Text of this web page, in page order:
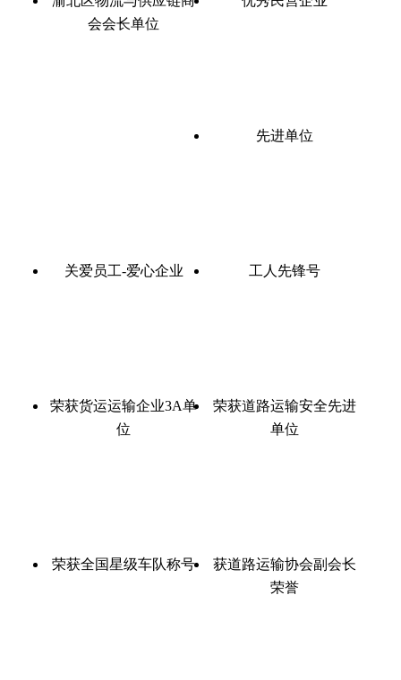
会会长单位
先进单位
关爱员工-爱心企业 工人先锋号
荣获货运运输企业3A单
位
荣获道路运输安全先进
单位
荣获全国星级车队称号
获道路运输协会副会长
荣誉